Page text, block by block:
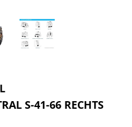
S-41-66 RECHTS